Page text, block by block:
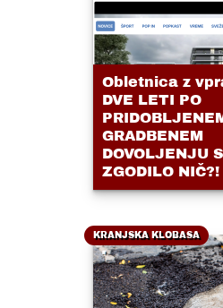
Obletnica z
DVE LETI PO
GRADBENEM
DOVOLJENJU
ZGODILO NIČ?!
KRANJSKA KLOBASA